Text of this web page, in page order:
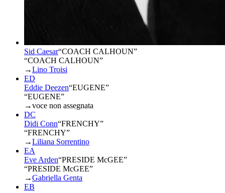
Sid Caesar“COACH CALHOUN”
“COACH CALHOUN”
→Lino Troisi
ED
Eddie Deezen“EUGENE”
“EUGENE”
→voce non assegnata
DC
Didi Conn“FRENCHY”
“FRENCHY”
→Liliana Sorrentino
EA
Eve Arden“PRESIDE McGEE”
“PRESIDE McGEE”
→Gabriella Genta
EB